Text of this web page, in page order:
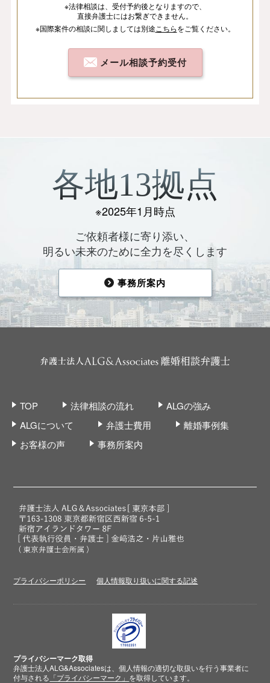
※法律相談は、 受付予約後となりますので、
直接弁護士にはお繋ぎできません。
※国際案件の相談に関しましては別途 こちらをご覧ください。
メール相談予約受付
各地13拠点
※2025年1月時点
ご依頼者様に寄り添い、
明るい未来のために全力を尽くします
事務所案内
TOP 法律相談の流れ
ALGの強み
ALGについて
弁護士費用
離婚事例集
お客様の声
事務所案内
プライバシーポリシー 個人情報取り扱いに関する記述
プライバシーマーク取得
弁護士法人ALG&Associatesは、個人情報の適切な取扱いを行う事業者に
付与される 「プライバシーマーク」 を取得しています。